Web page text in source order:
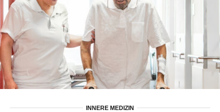
INNERE MEDIZIN